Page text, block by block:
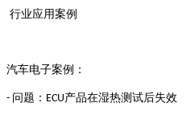
行业应用案例
汽车电子案例：
- 问题： ECU产品在湿热测试后失效